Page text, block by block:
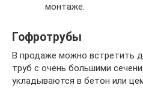
монтаже.
Гофротрубы
В продаже можно встретить
труб с очень большими
укладываются в бетон или